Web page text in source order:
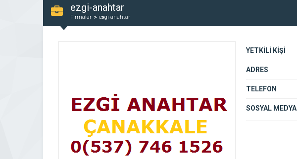
ezgi-anahtar
Firmalar ezgi-anahtar
YETKİLİ KİŞİ
ADRES
TELEFON
SOSYAL MEDYA